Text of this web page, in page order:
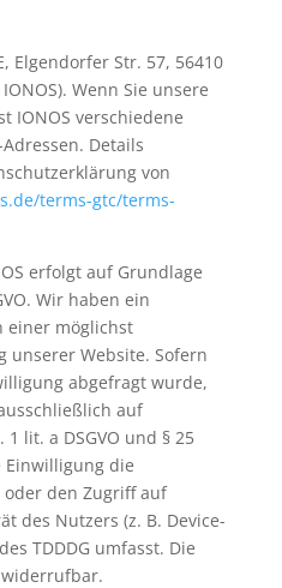
Elgendorfer Str. 57, 56410
Wenn Sie unsere
IONOS verschiedene
Details
von
terms-gtc/terms-
erfolgt auf Grundlage
Wir haben ein
einer möglichst
unserer Website. Sofern
abgefragt wurde,
auf
lit. a DSGVO und § 25
Einwilligung die
oder den Zugriff auf
des Nutzers (z. B. Device-
TDDDG umfasst. Die